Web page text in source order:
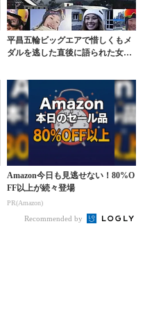
平昌五輪ビッグエアで惜しくもメ
ダルを逃した直後に語られた女た
Amazon今日も見逃せない！80%O
FF以上が続々登場
PR(Amazon)
Recommended by